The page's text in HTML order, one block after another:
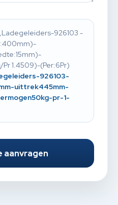
926103 -
1.4509)-(Per:6Pr)
926103-
uittrek445mm-
pr-1-